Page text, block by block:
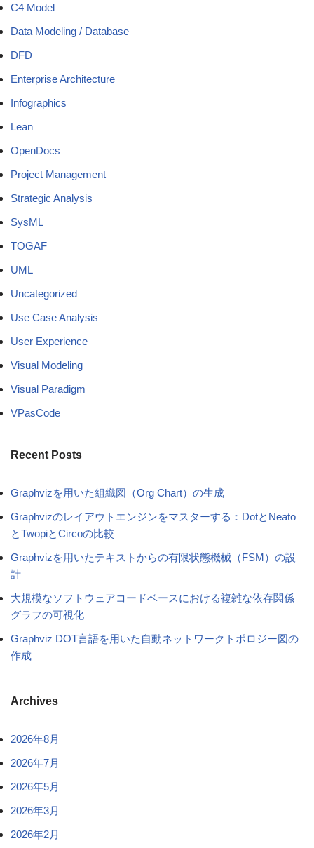
C4 Model
Data Modeling / Database
DFD
Enterprise Architecture
Infographics
Lean
OpenDocs
Project Management
Strategic Analysis
SysML
TOGAF
UML
Uncategorized
Use Case Analysis
User Experience
Visual Modeling
Visual Paradigm
VPasCode
Recent Posts
Graphvizを用いた組織図（Org Chart）の生成
Graphvizのレイアウトエンジンをマスターする：DotとNeato
とTwopiとCircoの比較
Graphvizを用いたテキストからの有限状態機械（FSM）の設
計
大規模なソフトウェアコードベースにおける複雑な依存関係
グラフの可視化
Graphviz DOT言語を用いた自動ネットワークトポロジー図の
作成
Archives
2026年8月
2026年7月
2026年5月
2026年3月
2026年2月